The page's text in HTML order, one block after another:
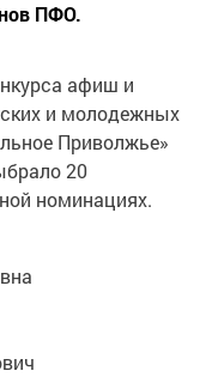
ПФО.
афиш и
и молодежных
Приволжье»
20
номинациях.